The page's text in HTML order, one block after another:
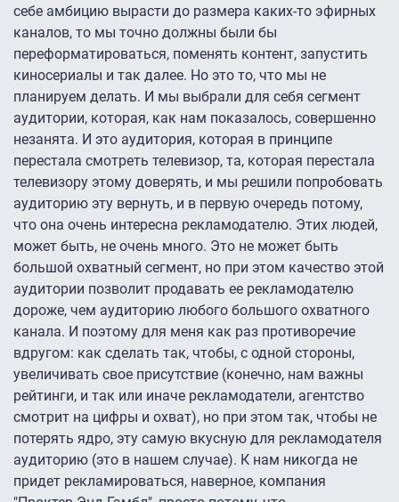
себе амбицию вырасти до размера каких-то эфирных
каналов, то мы точно должны были бы
переформатироваться, поменять контент, запустить
киносериалы и так далее. Но это то, что мы не
планируем делать. И мы выбрали для себя сегмент
аудитории, которая, как нам показалось, совершенно
незанята. И это аудитория, которая в принципе
перестала смотреть телевизор, та, которая перестала
телевизору этому доверять, и мы решили попробовать
аудиторию эту вернуть, и в первую очередь потому,
что она очень интересна рекламодателю. Этих людей,
может быть, не очень много. Это не может быть
большой охватный сегмент, но при этом качество этой
аудитории позволит продавать ее рекламодателю
дороже, чем аудиторию любого большого охватного
канала. И поэтому для меня как раз противоречие
вдругом: как сделать так, чтобы, с одной стороны,
увеличивать свое присутствие (конечно, нам важны
рейтинги, и так или иначе рекламодатели, агентство
смотрит на цифры и охват), но при этом так, чтобы не
потерять ядро, эту самую вкусную для рекламодателя
аудиторию (это в нашем случае). К нам никогда не
придет рекламироваться, наверное, компания